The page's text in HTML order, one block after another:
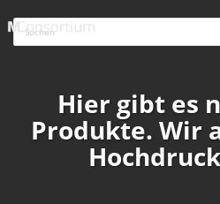
Hier gibt es
Produkte. Wir